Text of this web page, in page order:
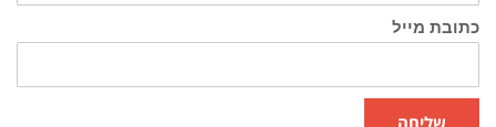
כתובת מייל
שליחה